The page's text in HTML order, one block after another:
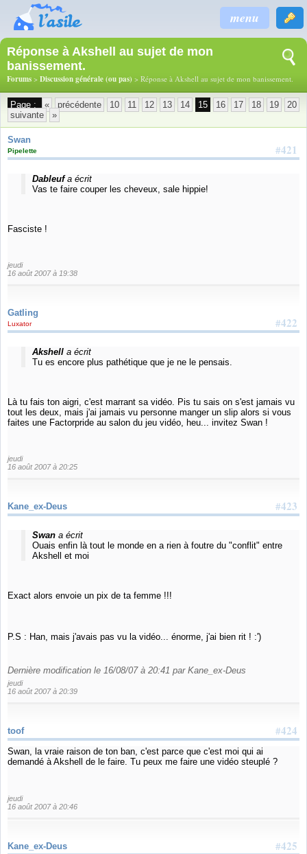
menu
Réponse à Akshell au sujet de mon
banissement.
Forums > Discussion générale (ou pas) > Réponse à Akshell au sujet de mon banissement.
Page : « précédente 10 11 12 13 14 15 16 17 18 19
20
suivante
»
Swan
#421
Pipelette
Dableufa écrit
Vas te faire couper les cheveux, sale hippie!
Fasciste !
jeudi
16 août 2007 à 19:38
Gatling
#422
Luxator
Akshella écrit
Tu es encore plus pathétique que je ne le pensais.
Là tu fais ton aigri, c'est marrant sa vidéo. Pis tu sais on s'est jamais vu
tout les deux, mais j'ai jamais vu personne manger un slip alors si vous
faites une Factorpride au salon du jeu vidéo, heu... invitez Swan !
jeudi
16 août 2007 à 20:25
#423
Kane_ex-Deus
Swana écrit
Ouais enfin là tout le monde en a rien à foutre du "conflit" entre
Akshell et moi
Exact alors envoie un pix de ta femme !!!
P.S : Han, mais j'avais pas vu la vidéo... énorme, j'ai bien rit ! :')
Dernière modification le 16/08/07 à 20:41 par Kane_ex-Deus
jeudi
16 août 2007 à 20:39
#424
toof
Swan, la vraie raison de ton ban, c'est parce que c'est moi qui ai
demandé à Akshell de le faire. Tu peux me faire une vidéo steuplé ?
jeudi
16 août 2007 à 20:46
#425
Kane_ex-Deus